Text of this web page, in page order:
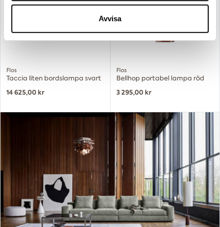
samlat in när du har använt deras tjänster.
Avvisa
Flos
Taccia liten bordslampa svart
14 625,00 kr
Flos
Bellhop portabel lampa röd
3 295,00 kr